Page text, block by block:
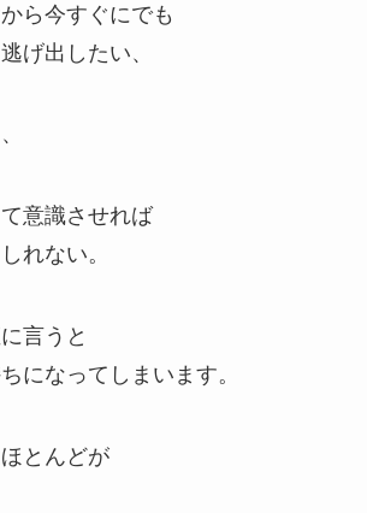
ら今すぐにでも
げ出したい、
意識させれば
れない。
言うと
になってしまいます。
とんどが